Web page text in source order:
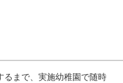
るまで、実施幼稚園で随時